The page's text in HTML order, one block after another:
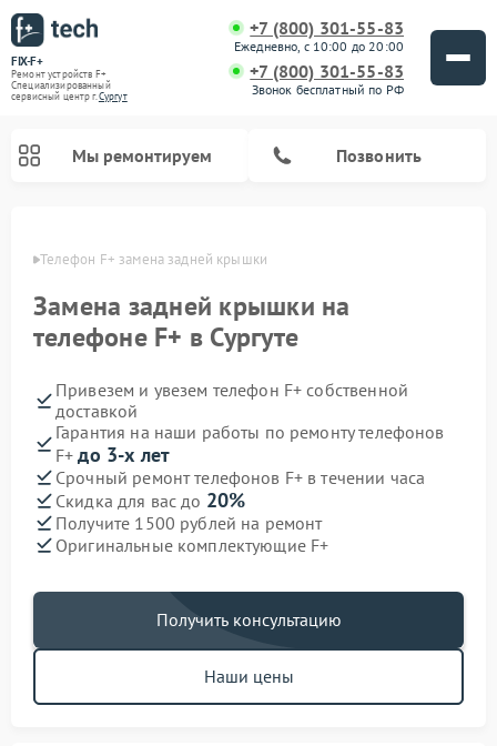
FIX-F+
Ремонт устройств F+
Специализированный
cервисный центр г.Сургут
+7 (800) 301-55-83
Ежедневно, с 10:00 до 20:00
+7 (800) 301-55-83
Звонок бесплатный по РФ
Мы ремонтируем Позвонить
Телефон F+ замена задней крышки
Замена задней крышки на
телефоне F+ в Сургуте
Привезем и увезем телефон F+ собственной
доставкой
Гарантия на наши работы по ремонту телефонов
F+до 3-х лет
Срочный ремонт телефонов F+ в течении часа
Скидка для вас до 20%
Получите 1500 рублей на ремонт
Оригинальные комплектующие F+
Получить консультацию
Наши цены